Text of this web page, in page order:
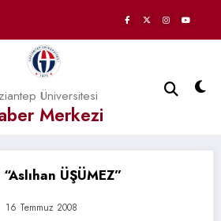
Üniversitesi
Merkezi
ÜŞÜMEZ”
16 Temmuz 2008